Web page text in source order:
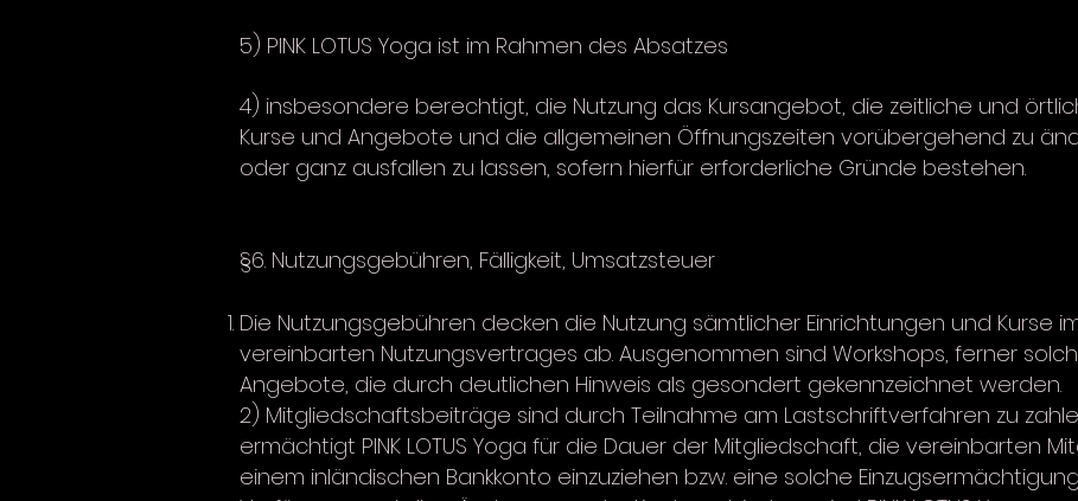
5) PINK LOTUS Yoga ist im Rahmen des Absatzes
4) insbesondere berechtigt, die Nutzung das Kursangebot, die zeitliche und
Kurse und Angebote und die allgemeinen Öffnungszeiten vorübergehend zu
oder ganz ausfallen zu lassen, sofern hierfür erforderliche Gründe bestehen.
§6. Nutzungsgebühren, Fälligkeit, Umsatzsteuer
Die Nutzungsgebühren decken die Nutzung sämtlicher Einrichtungen und Kurse
vereinbarten Nutzungsvertrages ab. Ausgenommen sind Workshops, ferner
Angebote, die durch deutlichen Hinweis als gesondert gekennzeichnet werden.
2) Mitgliedschaftsbeiträge sind durch Teilnahme am Lastschriftverfahren zu
ermächtigt PINK LOTUS Yoga für die Dauer der Mitgliedschaft, die vereinbarten
einem inländischen Bankkonto einzuziehen bzw. eine solche